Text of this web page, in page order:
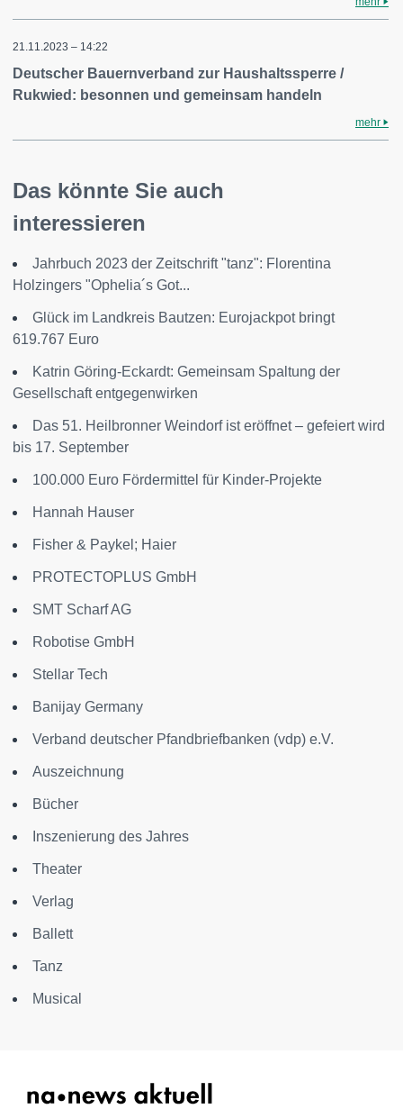
21.11.2023 – 14:22
Deutscher Bauernverband zur Haushaltssperre /
Rukwied: besonnen und gemeinsam handeln
mehr
Das könnte Sie auch
interessieren
Jahrbuch 2023 der Zeitschrift "tanz": Florentina
Holzingers "Ophelia´s Got...
Glück im Landkreis Bautzen: Eurojackpot bringt
619.767 Euro
Katrin Göring-Eckardt: Gemeinsam Spaltung der
Gesellschaft entgegenwirken
Das 51. Heilbronner Weindorf ist eröffnet – gefeiert wird
bis 17. September
100.000 Euro Fördermittel für Kinder-Projekte
Hannah Hauser
Fisher & Paykel; Haier
PROTECTOPLUS GmbH
SMT Scharf AG
Robotise GmbH
Stellar Tech
Banijay Germany
Verband deutscher Pfandbriefbanken (vdp) e.V.
Auszeichnung
Bücher
Inszenierung des Jahres
Theater
Verlag
Ballett
Tanz
Musical